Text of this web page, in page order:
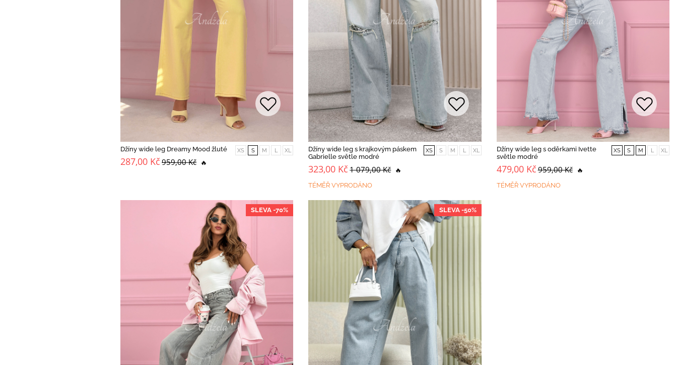
Džíny wide leg Dreamy Mood žluté
287,00 Kč 959,00 Kč 🔥
XS S M L XL
Džíny wide leg s krajkovým páskem
Gabrielle světle modré
323,00 Kč 1 079,00 Kč 🔥
XS S M L XL
TÉMĚŘ VYPRODÁNO
Džíny wide leg s oděrkami Ivette
světle modré
479,00 Kč959,00 Kč 🔥
XS S M L XL
TÉMĚŘ VYPRODÁNO
SLEVA -70% SLEVA -50%